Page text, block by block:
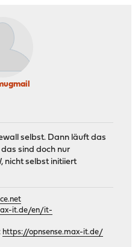
selbst. Dann läuft das
sind doch nur
nicht selbst initiiert
it.de/en/it-
https://opnsense.max-it.de/